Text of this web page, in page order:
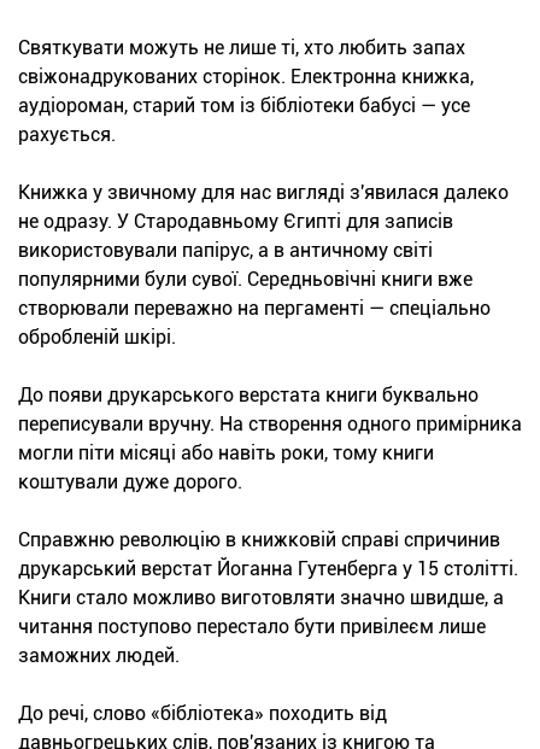
Святкувати можуть не лише ті, хто любить запах
свіжонадрукованих сторінок. Електронна книжка,
аудіороман, старий том із бібліотеки бабусі — усе
рахується.
Книжка у звичному для нас вигляді з'явилася далеко
не одразу. У Стародавньому Єгипті для записів
використовували папірус, а в античному світі
популярними були сувої. Середньовічні книги вже
створювали переважно на пергаменті — спеціально
обробленій шкірі.
До появи друкарського верстата книги буквально
переписували вручну. На створення одного примірника
могли піти місяці або навіть роки, тому книги
коштували дуже дорого.
Справжню революцію в книжковій справі спричинив
друкарський верстат Йоганна Гутенберга у 15 столітті.
Книги стало можливо виготовляти значно швидше, а
читання поступово перестало бути привілеєм лише
заможних людей.
До речі, слово «бібліотека» походить від
давньогрецьких слів, пов'язаних із книгою та